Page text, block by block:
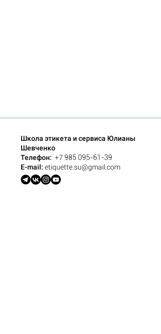
Школа этикета и сервиса Юлианы
Шевченко
Телефон: +7 985 095-61-39
E-mail: etiquette.su@gmail.com